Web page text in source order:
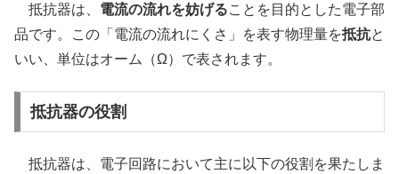
抵抗器は、 電流の流れを妨げることを目的とした電子部
品です。この「電流の流れにくさ」を表す物理量を抵抗と
いい、単位はオーム（Ω）で表されます。
抵抗器の役割
抵抗器は、電子回路において主に以下の役割を果たしま